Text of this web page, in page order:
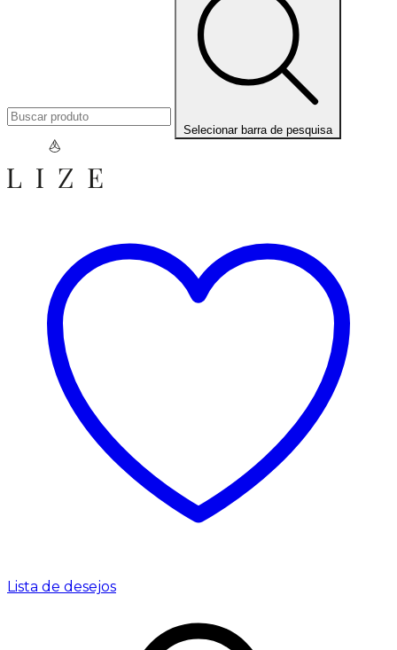
Selecionar barra de pesquisa
Lista de desejos